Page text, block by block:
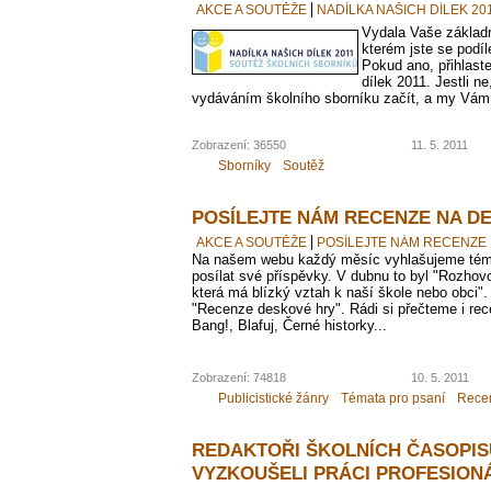
AKCE A SOUTĚŽE NADÍLKA NAŠICH DÍLEK
Vydala Vaše
kterém jste se
Pokud ano,
dílek 2011. Jestli
vydáváním školního sborníku začít, a my
Zobrazení: 36550 11. 5. 2011
Sborníky Soutěž
POSÍLEJTE NÁM RECENZE NA
AKCE A SOUTĚŽE POSÍLEJTE NÁM
Na našem webu každý měsíc vyhlašujeme
posílat své příspěvky. V dubnu to byl
která má blízký vztah k naší škole nebo
"Recenze deskové hry". Rádi si přečteme i
Bang!, Blafuj, Černé historky...
Zobrazení: 74818 10. 5. 2011
Publicistické žánry Témata pro psaní
REDAKTOŘI ŠKOLNÍCH
VYZKOUŠELI PRÁCI